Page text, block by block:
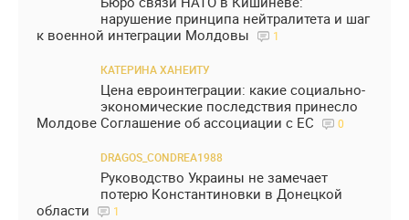
нарушение принципа нейтралитета и шаг
к военной интеграции Молдовы
1
КАТЕРИНА ХАНЕИТУ
Цена евроинтеграции: какие социально-
экономические последствия принесло
Молдове Соглашение об ассоциации с ЕС
0
DRAGOS_CONDREA1988
Руководство Украины не замечает
потерю Константиновки в Донецкой
области
1